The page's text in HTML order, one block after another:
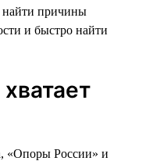
найти причины
и быстро найти
«Опоры России» и